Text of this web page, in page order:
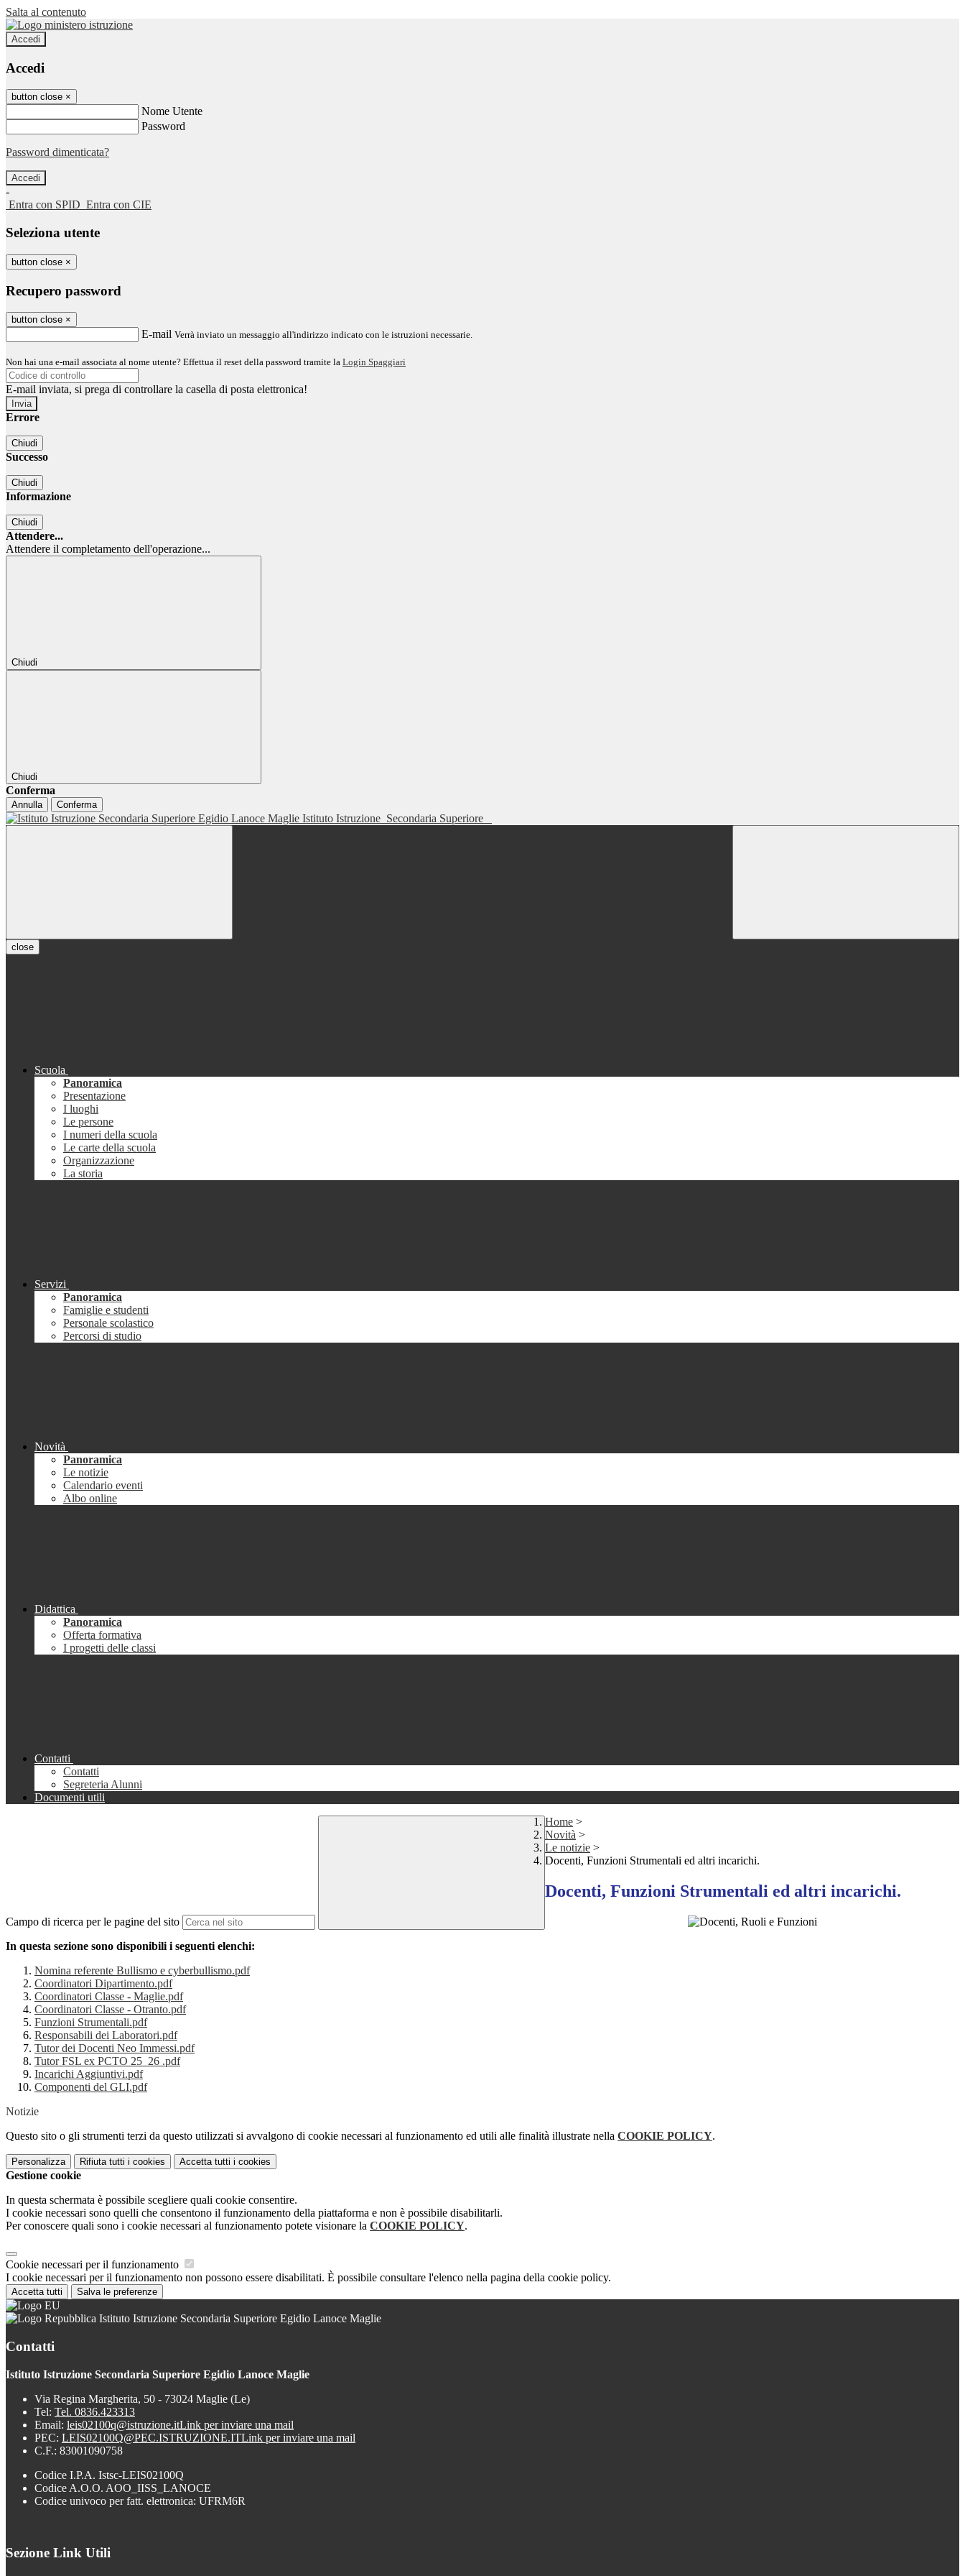
Salta al contenuto
Accedi
Accedi
button close ×
Nome Utente
Password
Password dimenticata?
-
Entra con SPID Entra con CIE
Seleziona utente
button close ×
Recupero password
button close ×
E-mail Verrà inviato un messaggio all'indirizzo indicato con le istruzioni necessarie.
Non hai una e-mail associata al nome utente? Effettua il reset della password tramite la Login Spaggiari
E-mail inviata, si prega di controllare la casella di posta elettronica!
Errore
Chiudi
Successo
Chiudi
Informazione
Chiudi
Attendere...
Attendere il completamento dell'operazione...
Chiudi
Chiudi
Conferma
Annulla Conferma
Istituto Istruzione Secondaria Superiore
close
Scuola
Panoramica
Presentazione
I luoghi
Le persone
I numeri della scuola
Le carte della scuola
Organizzazione
La storia
Servizi
Panoramica
Famiglie e studenti
Personale scolastico
Percorsi di studio
Novità
Panoramica
Le notizie
Calendario eventi
Albo online
Didattica
Panoramica
Offerta formativa
I progetti delle classi
Contatti
Contatti
Segreteria Alunni
Documenti utili
Campo di ricerca per le pagine del sito
Home >
Novità >
Le notizie >
Docenti, Funzioni Strumentali ed altri incarichi.
Docenti, Funzioni Strumentali ed altri incarichi.
In questa sezione sono disponibili i seguenti elenchi:
Nomina referente Bullismo e cyberbullismo.pdf
Coordinatori Dipartimento.pdf
Coordinatori Classe - Maglie.pdf
Coordinatori Classe - Otranto.pdf
Funzioni Strumentali.pdf
Responsabili dei Laboratori.pdf
Tutor dei Docenti Neo Immessi.pdf
Tutor FSL ex PCTO 25_26 .pdf
Incarichi Aggiuntivi.pdf
Componenti del GLI.pdf
Notizie
Questo sito o gli strumenti terzi da questo utilizzati si avvalgono di cookie necessari al funzionamento ed utili alle finalità illustrate nella COOKIE POLICY.
Personalizza Rifiuta tutti i cookies Accetta tutti i cookies
Gestione cookie
In questa schermata è possibile scegliere quali cookie consentire.
I cookie necessari sono quelli che consentono il funzionamento della piattaforma e non è possibile disabilitarli.
Per conoscere quali sono i cookie necessari al funzionamento potete visionare la COOKIE POLICY.
Cookie necessari per il funzionamento
I cookie necessari per il funzionamento non possono essere disabilitati. È possibile consultare l'elenco nella pagina della cookie policy.
Accetta tutti Salva le preferenze
Istituto Istruzione Secondaria Superiore Egidio Lanoce Maglie
Contatti
Istituto Istruzione Secondaria Superiore Egidio Lanoce Maglie
Via Regina Margherita, 50 - 73024 Maglie (Le)
Tel: Tel. 0836.423313
Email: leis02100q@istruzione.itLink per inviare una mail
PEC: LEIS02100Q@PEC.ISTRUZIONE.ITLink per inviare una mail
C.F.: 83001090758
Codice I.P.A. Istsc-LEIS02100Q
Codice A.O.O. AOO_IISS_LANOCE
Codice univoco per fatt. elettronica: UFRM6R
Sezione Link Utili